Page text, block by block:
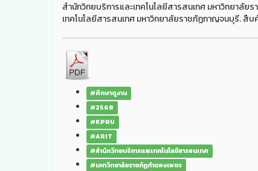
สำนักวิทยบริการและเทคโนโลยีสารสนเทศ มหาวิทยาลั
เทคโนโลยีสารสนเทศ มหาวิทยาลัยราชภัฏกาญจนบุรี. สื
#ศึกษาดูงาน
#2568
#KPRU
#ARIT
#สำนักวิทยบริการและเทคโนโลยีสารสนเทศ
#มหาวิทยาลัยราชภัฏกำแพงเพชร